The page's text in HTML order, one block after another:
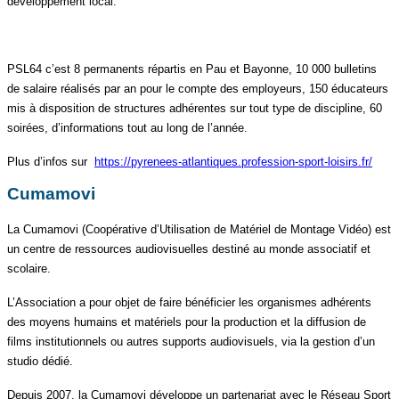
PSL64 c’est 8 permanents répartis en Pau et Bayonne, 10 000 bulletins
de salaire réalisés par an pour le compte des employeurs, 150 éducateurs
mis à disposition de structures adhérentes sur tout type de discipline, 60
soirées, d’informations tout au long de l’année.
Plus d’infos sur https://pyrenees-atlantiques.profession-sport-loisirs.fr/
Cumamovi
La Cumamovi (Coopérative d’Utilisation de Matériel de Montage Vidéo) est
un centre de ressources audiovisuelles destiné au monde associatif et
scolaire.
L’Association a pour objet de faire bénéficier les organismes adhérents
des moyens humains et matériels pour la production et la diffusion de
films institutionnels ou autres supports audiovisuels, via la gestion d’un
studio dédié.
Depuis 2007, la Cumamovi développe un partenariat avec le Réseau Sport